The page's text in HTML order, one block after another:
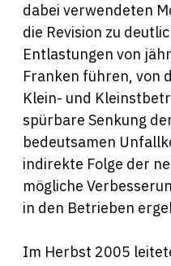
dabei verwendeten
die Revision zu
Entlastungen von
Franken führen, von
Klein- und
spürbare Senkung
bedeutsamen
indirekte Folge der
mögliche
in den Betrieben
Im Herbst 2005